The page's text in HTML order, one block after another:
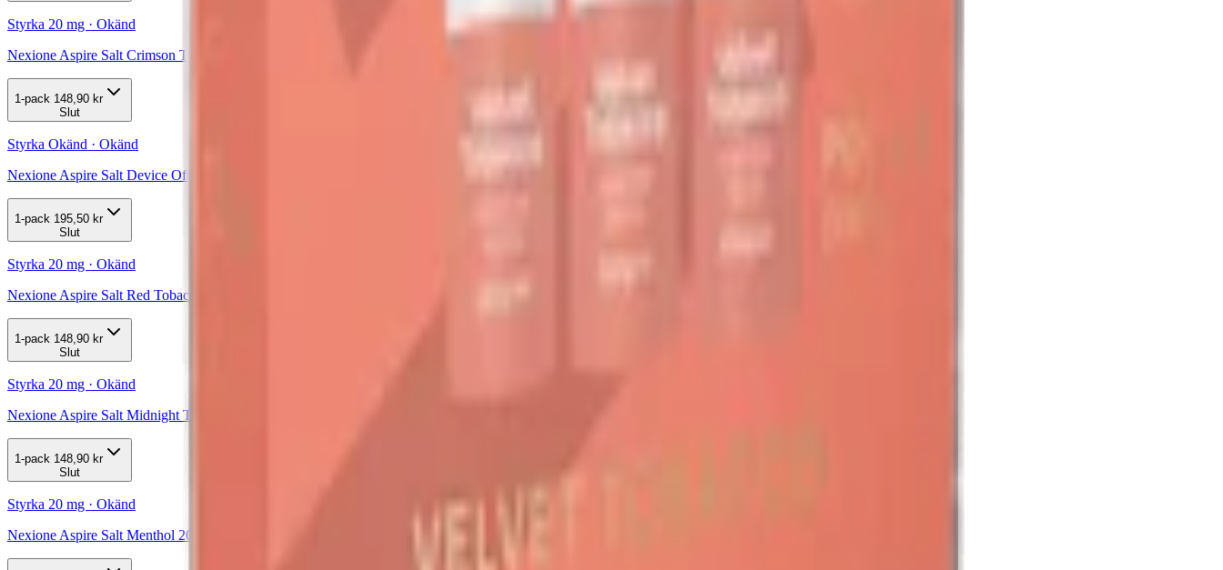
Styrka 20 mg · Okänd
Nexione Aspire Salt Crimson Tobacco 20mg Pod 3-pack
1-pack 148,90 kr
Slut
Styrka Okänd · Okänd
Nexione Aspire Salt Device Off White
1-pack 195,50 kr
Slut
Styrka 20 mg · Okänd
Nexione Aspire Salt Red Tobacco 20mg Pod 3-pack
1-pack 148,90 kr
Slut
Styrka 20 mg · Okänd
Nexione Aspire Salt Midnight Tobacco 20mg Pod 3-pack
1-pack 148,90 kr
Slut
Styrka 20 mg · Okänd
Nexione Aspire Salt Menthol 20mg Pod 3-pack